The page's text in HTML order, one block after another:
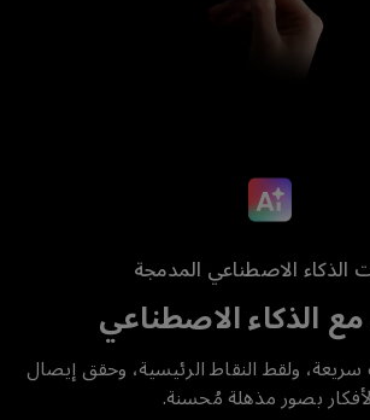
الذكاء الاصطناعي المدمجة
مع الذكاء الاصطناعي
ولقط النقاط الرئيسية، وحقق إيصال
بصور مذهلة مُحسنة.